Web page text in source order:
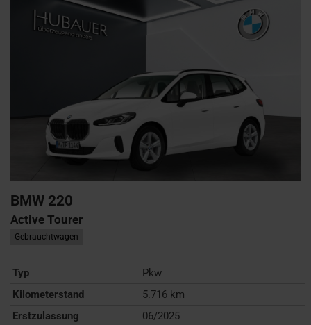
BMW 220
Active Tourer
Gebrauchtwagen
Typ
Pkw
Kilometerstand
5.716 km
Erstzulassung
06/2025